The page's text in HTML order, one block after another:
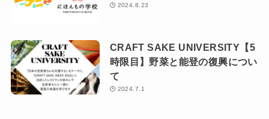
2024.8.23
CRAFT SAKE UNIVERSITY【5
時限目】野菜と能登の復興につい
て
2024.7.1